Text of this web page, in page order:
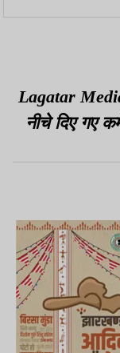
तोहफा, DA-DR 3%
Lagatar
नीचे दिए गए